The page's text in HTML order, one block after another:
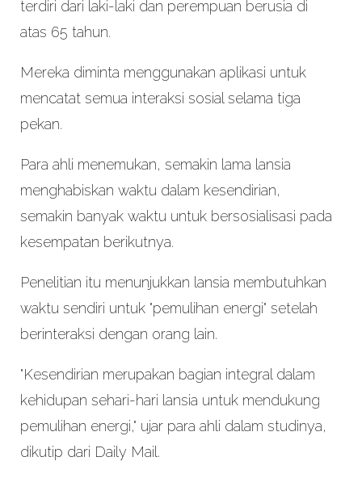
terdiri dari laki-laki dan perempuan berusia di
atas 65 tahun.
Mereka diminta menggunakan aplikasi untuk
mencatat semua interaksi sosial selama tiga
pekan.
Para ahli menemukan, semakin lama lansia
menghabiskan waktu dalam kesendirian,
semakin banyak waktu untuk bersosialisasi pada
kesempatan berikutnya.
Penelitian itu menunjukkan lansia membutuhkan
waktu sendiri untuk "pemulihan energi" setelah
berinteraksi dengan orang lain.
"Kesendirian merupakan bagian integral dalam
kehidupan sehari-hari lansia untuk mendukung
pemulihan energi," ujar para ahli dalam studinya,
dikutip dari Daily Mail.